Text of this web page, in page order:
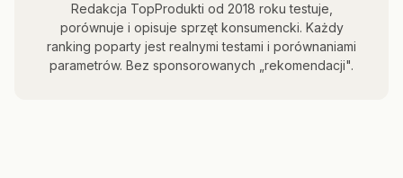
Redakcja TopProdukti od 2018 roku testuje,
porównuje i opisuje sprzęt konsumencki. Każdy
ranking poparty jest realnymi testami i porównaniami
parametrów. Bez sponsorowanych „rekomendacji".